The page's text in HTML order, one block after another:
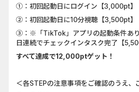
①：初回起動日にログイン【3,000pt】
②：初回起動日に10分視聴【3,500pt】
③：※「TikTok」アプリの起動条件あ
日連続でチェックインタスク完了【
すべて達成で12,000ptゲット！
＜各STEPの注意事項をご確認のうえ、